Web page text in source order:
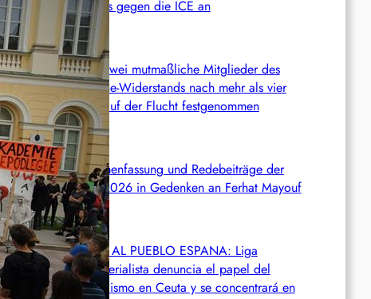
Kampfes gegen die ICE an
Chile: Zwei mutmaßliche Mitglieder des
Mapuche-Widerstands nach mehr als vier
Jahren auf der Flucht festgenommen
Zusammenfassung und Redebeiträge der
Demo 2026 in Gedenken an Ferhat Mayouf
SERVIR AL PUEBLO ESPANA: Liga
Antiimperialista denuncia el papel del
imperialismo en Ceuta y se concentrará en